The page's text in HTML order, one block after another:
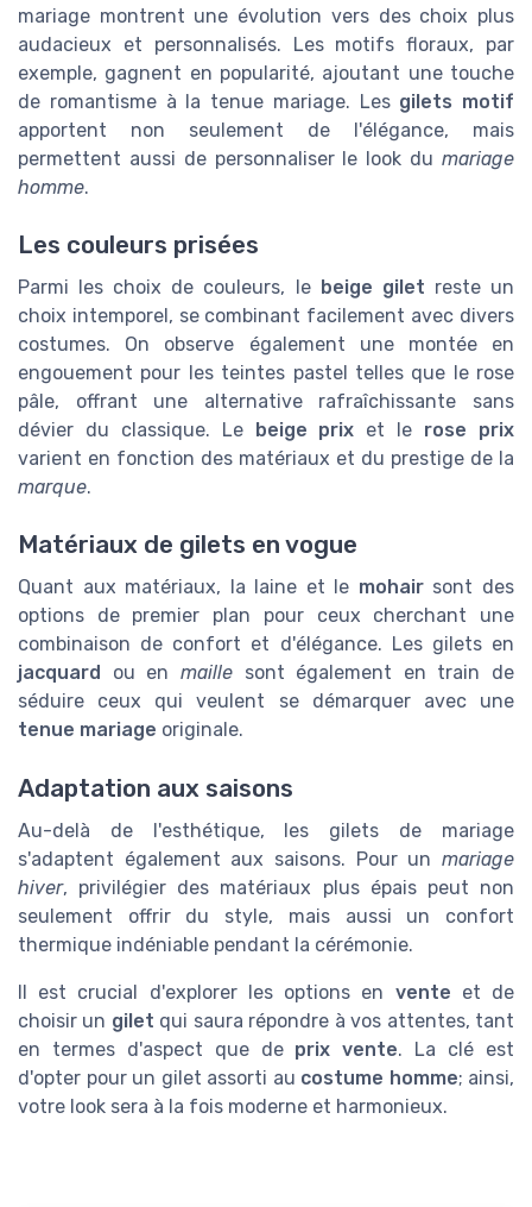
mariage montrent une évolution vers des choix plus
audacieux et personnalisés. Les motifs floraux, par
exemple, gagnent en popularité, ajoutant une touche
de romantisme à la tenue mariage. Les gilets motif
apportent non seulement de l'élégance, mais
permettent aussi de personnaliser le look du mariage
homme.
Les couleurs prisées
Parmi les choix de couleurs, le beige gilet reste un
choix intemporel, se combinant facilement avec divers
costumes. On observe également une montée en
engouement pour les teintes pastel telles que le rose
pâle, offrant une alternative rafraîchissante sans
dévier du classique. Le beige prix et le rose prix
varient en fonction des matériaux et du prestige de la
marque.
Matériaux de gilets en vogue
Quant aux matériaux, la laine et le mohairsont des
options de premier plan pour ceux cherchant une
combinaison de confort et d'élégance. Les gilets en
jacquard
ou en maillesont également en train de
séduire ceux qui veulent se démarquer avec une
tenue mariage originale.
Adaptation aux saisons
Au-delà de l'esthétique, les gilets de mariage
s'adaptent également aux saisons. Pour un mariage
hiver, privilégier des matériaux plus épais peut non
seulement offrir du style, mais aussi un confort
thermique indéniable pendant la cérémonie.
Il est crucial d'explorer les options en vente et de
choisir un gilet qui saura répondre à vos attentes, tant
en termes d'aspect que de prix vente. La clé est
d'opter pour un gilet assorti au costume homme; ainsi,
votre look sera à la fois moderne et harmonieux.